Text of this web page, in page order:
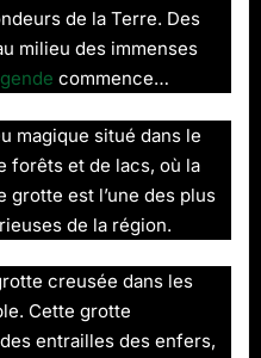
de la Terre. Des
milieu des immenses
commence…
magique situé dans le
forêts et de lacs, où la
grotte est l’une des plus
de la région.
creusée dans les
Cette grotte
entrailles des enfers,